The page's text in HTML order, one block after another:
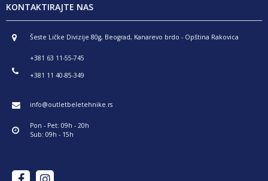
KONTAKTIRAJTE NAS
Šeste Ličke Divizije 80g, Beograd, Kanarevo brdo - Opština Rakovica
+381 63 11-55-745
+381 11 40-85-349
info@outletbeletehnike.rs
Pon - Pet: 09h - 20h
Sub: 09h - 15h